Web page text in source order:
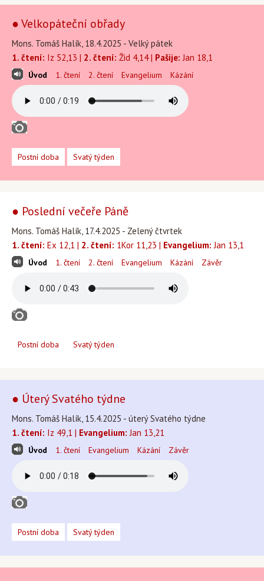
● Velkopáteční obřady
Mons. Tomáš Halík, 18.4.2025 - Velký pátek
1. čtení: Iz 52,13 | 2. čtení: Žid 4,14 | Pašije: Jan 18,1
Úvod 1. čtení 2. čtení Evangelium Kázání
Postní doba Svatý týden
● Poslední večeře Páně
Mons. Tomáš Halík, 17.4.2025 - Zelený čtvrtek
1. čtení: Ex 12,1 | 2. čtení: 1Kor 11,23 | Evangelium: Jan 13,1
Úvod 1. čtení 2. čtení Evangelium Kázání Závěr
Postní doba Svatý týden
● Úterý Svatého týdne
Mons. Tomáš Halík, 15.4.2025 - úterý Svatého týdne
1. čtení: Iz 49,1 | Evangelium: Jan 13,21
Úvod 1. čtení Evangelium Kázání Závěr
Postní doba Svatý týden